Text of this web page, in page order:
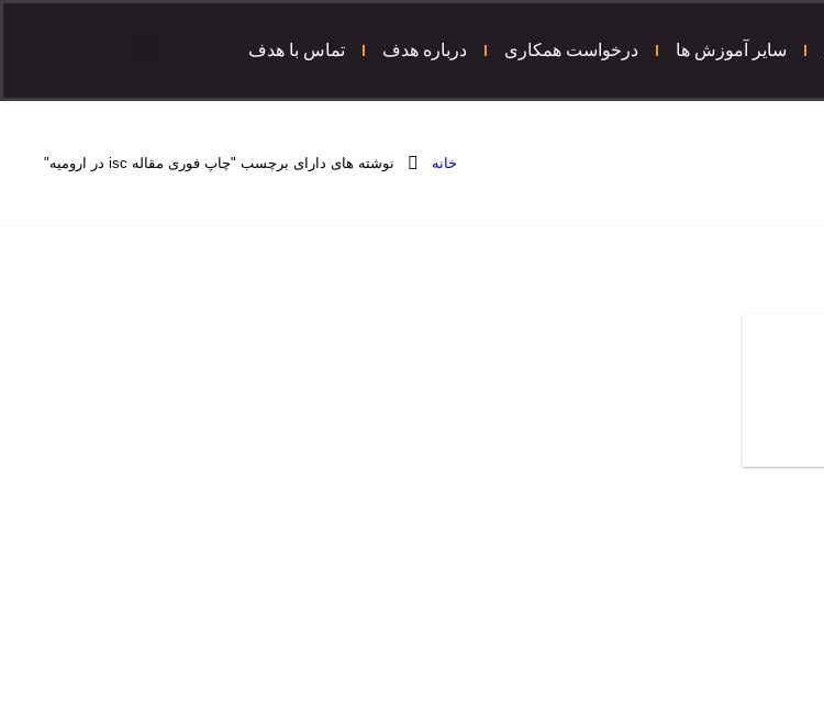
سایر آموزش ها درخواست همکاری درباره هدف تماس با هدف
خانه نوشته های دارای برچسب "چاپ فوری مقاله isc در ارومیه"